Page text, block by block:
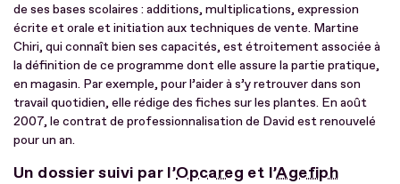
de ses bases scolaires : additions, multiplications, expression
écrite et orale et initiation aux techniques de vente. Martine
Chiri, qui connaît bien ses capacités, est étroitement associée à
la définition de ce programme dont elle assure la partie pratique,
en magasin. Par exemple, pour l’aider à s’y retrouver dans son
travail quotidien, elle rédige des fiches sur les plantes. En août
2007, le contrat de professionnalisation de David est renouvelé
pour un an.
Un dossier suivi par l’Opcareg et l’Agefiph